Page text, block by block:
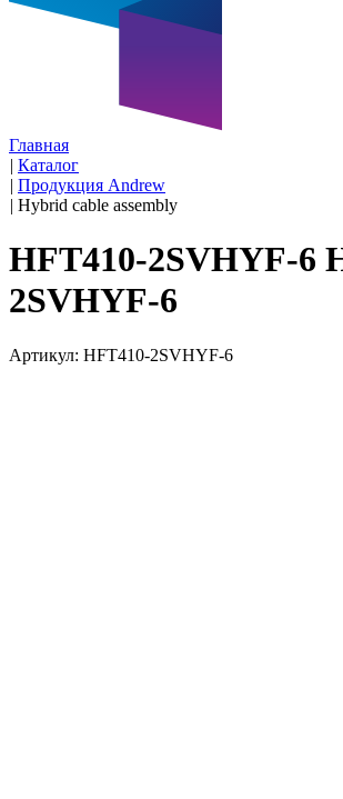
Главная
| Каталог
| Продукция Andrew
| Hybrid cable assembly
HFT410-2SVHYF-6
2SVHYF-6
Артикул: HFT410-2SVHYF-6